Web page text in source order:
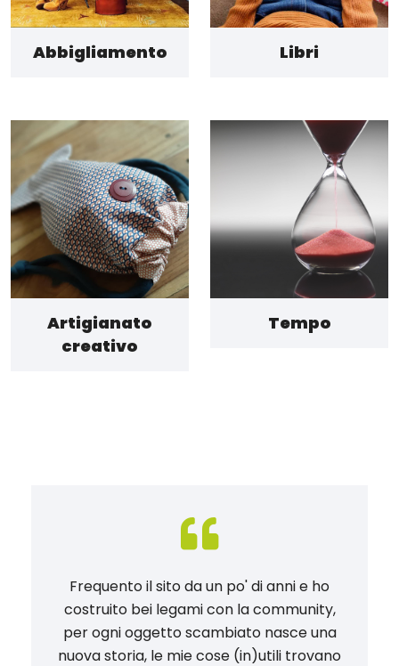
Abbigliamento Libri
Artigianato
creativo
Tempo
Frequento il sito da un po' di anni e ho
costruito bei legami con la community,
per ogni oggetto scambiato nasce una
nuova storia, le mie cose (in)utili trovano